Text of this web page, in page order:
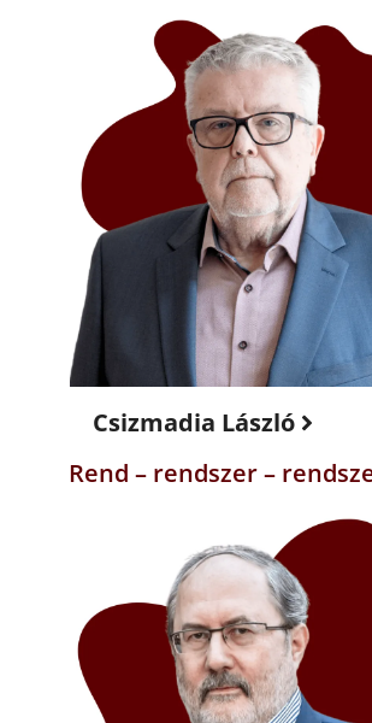
Csizmadia László
Rend – rendszer –